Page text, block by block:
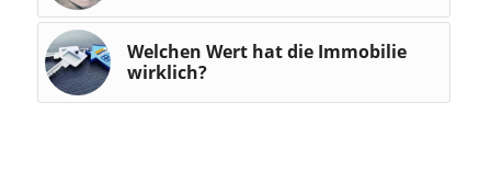
Welchen Wert hat die Immobilie
wirklich?